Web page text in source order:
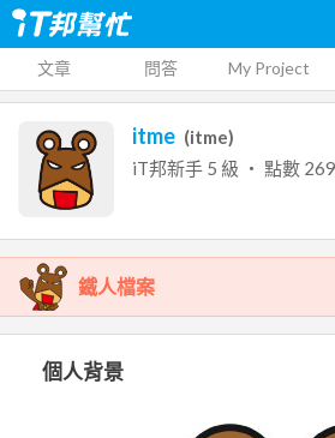
文章 問答 My Project
itme (itme)
iT邦新手 5 級 ‧ 點數 269
鐵人檔案
個人背景